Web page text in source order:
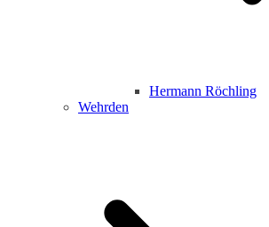
Hermann Röchling
Wehrden